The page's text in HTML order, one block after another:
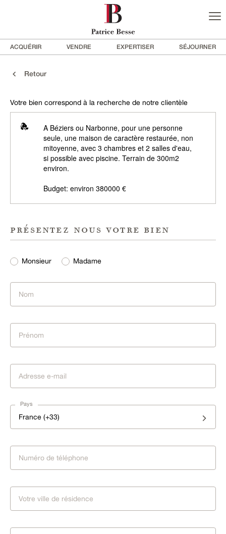
ACQUÉRIR VENDRE EXPERTISER SÉJOURNER
Retour
Votre bien correspond à la recherche de notre clientèle
A Béziers ou Narbonne, pour une personne
seule, une maison de caractère restaurée, non
mitoyenne, avec 3 chambres et 2 salles d'eau,
si possible avec piscine. Terrain de 300m2
environ.
Budget: environ 380000 €
présentez nous votre bien
Monsieur Madame
Pays
France (+33)